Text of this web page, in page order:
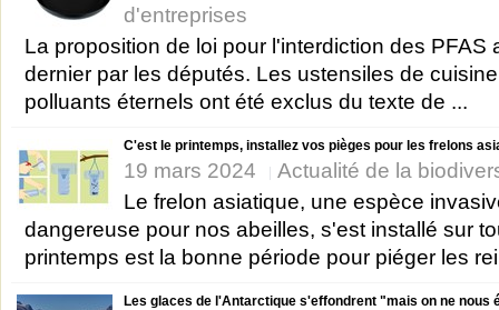
d'entreprises
La proposition de loi pour l'interdiction des PFAS
dernier par les députés. Les ustensiles de
polluants éternels ont été exclus du texte de ...
C'est le printemps, installez vos pièges pour les frelons
19 mars 2024
Actualité de la
Le frelon asiatique, une espèce
dangereuse pour nos abeilles, s'est installé sur
printemps est la bonne période pour piéger les
Les glaces de l'Antarctique s'effondrent "mais on ne nous